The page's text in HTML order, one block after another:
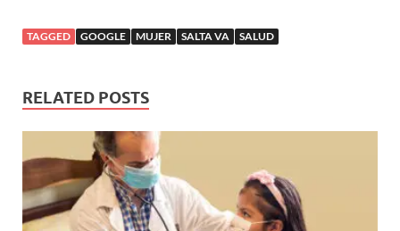
TAGGED GOOGLE MUJER SALTA VA SALUD
RELATED POSTS